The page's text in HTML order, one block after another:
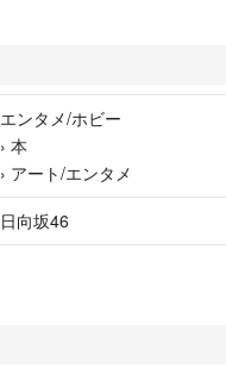
エンタメ/ホビー
› 本
› アート/エンタメ
日向坂46